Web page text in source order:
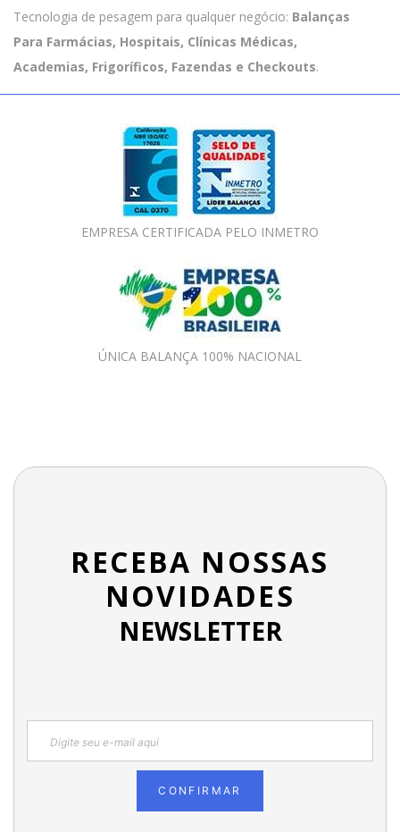
Tecnologia de pesagem para qualquer negócio: Balanças
Para Farmácias, Hospitais, Clínicas Médicas,
Academias, Frigoríficos, Fazendas e Checkouts.
EMPRESA CERTIFICADA PELO INMETRO
ÚNICA BALANÇA 100% NACIONAL
RECEBA NOSSAS
NOVIDADES
NEWSLETTER
CONFIRMAR